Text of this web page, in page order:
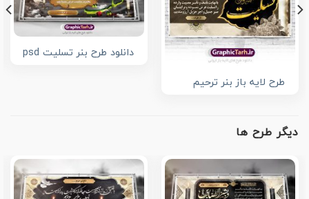
طرح لایه باز بنر ترحیم
دانلود طرح بنر تسلیت psd
دیگر طرح ها